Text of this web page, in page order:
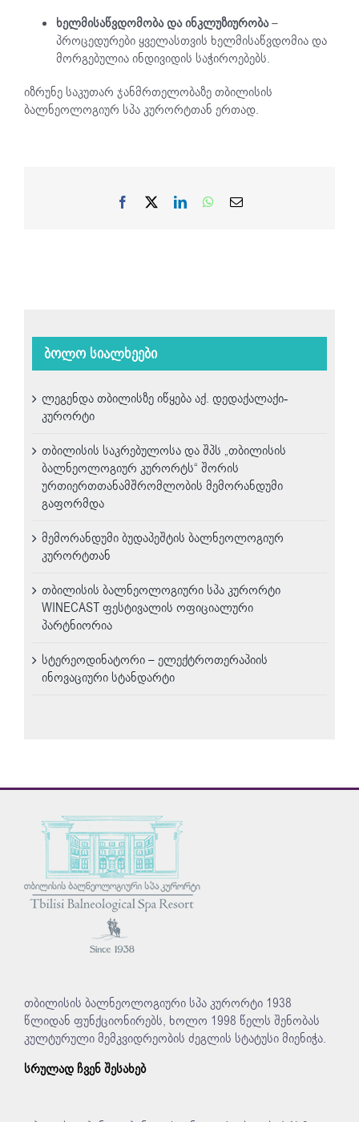
ხელმისაწვდომობა და ინკლუზიურობა–
პროცედურები ყველასთვის ხელმისაწვდომია და
მორგებულია ინდივიდის საჭიროებებს.
იზრუნე საკუთარ ჯანმრთელობაზე თბილისის
ბალნეოლოგიურ სპა კურორტთან ერთად.
Facebook LinkedInWhatsApp
Email
ბოლო სიალხეები
ლეგენდა თბილისზე იწყება აქ. დედაქალაქი-
კურორტი
თბილისის საკრებულოსა და შპს „თბილისის
ბალნეოლოგიურ კურორტს“ შორის
ურთიერთთანამშრომლობის მემორანდუმი
გაფორმდა
მემორანდუმი ბუდაპეშტის ბალნეოლოგიურ
კურორტთან
თბილისის ბალნეოლოგიური სპა კურორტი
WINECAST ფესტივალის ოფიციალური
პარტნიორია
სტერეოდინატორი – ელექტროთერაპიის
ინოვაციური სტანდარტი
თბილისის ბალნეოლოგიური სპა კურორტი 1938
წლიდან ფუნქციონირებს, ხოლო 1998 წელს შენობას
კულტურული მემკვიდრეობის ძეგლის სტატუსი მიენიჭა.
სრულად ჩვენ შესახებ